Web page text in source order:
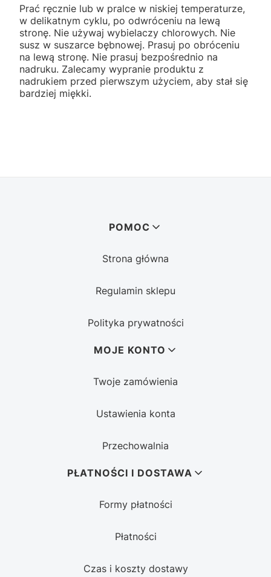
Prać ręcznie lub w pralce w niskiej temperaturze,
w delikatnym cyklu, po odwróceniu na lewą
stronę. Nie używaj wybielaczy chlorowych. Nie
susz w suszarce bębnowej. Prasuj po obróceniu
na lewą stronę. Nie prasuj bezpośrednio na
nadruku. Zalecamy wypranie produktu z
nadrukiem przed pierwszym użyciem, aby stał się
bardziej miękki.
POMOC
Strona główna
Regulamin sklepu
Polityka prywatności
MOJE KONTO
Twoje zamówienia
Ustawienia konta
Przechowalnia
PŁATNOŚCI I DOSTAWA
Formy płatności
Płatności
Czas i koszty dostawy